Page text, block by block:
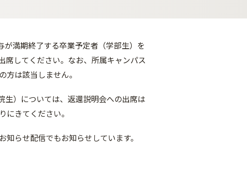
満期終了する卒業予定者（学部生）を
席してください。なお、所属キャンパス
は該当しません。
）については、返還説明会への出席は
きてください。
らせ配信でもお知らせしています。